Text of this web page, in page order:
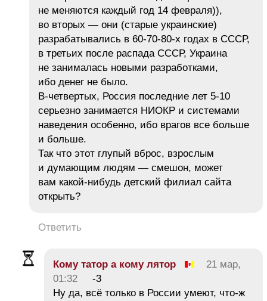
не меняются каждый год 14 февраля)),
во вторых — они (старые украинские)
разрабатывались в 60-70-80-х годах в СССР,
в третьих после распада СССР, Украина
не занималась новыми разработками,
ибо денег не было.
В-четвертых, Россия последние лет 5-10
серьезно занимается НИОКР и системами
наведения особенно, ибо врагов все больше
и больше.
Так что этот глупый вброс, взрослым
и думающим людям — смешон, может
вам какой-нибудь детский филиал сайта
открыть?
Ответить
Кому татор а кому лятор
21 мар,
01:32
-3
Ну да, всё только в России умеют, что-ж